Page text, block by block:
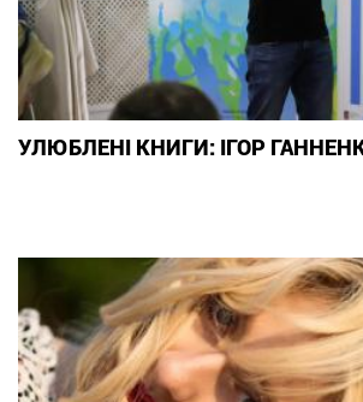
УЛЮБЛЕНІ КНИГИ: ІГОР